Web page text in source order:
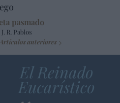
pasmado
R. Pablos
Artículos anteriores
El Reinado
Eucarístico